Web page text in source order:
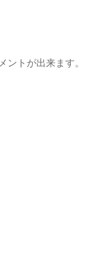
ントが出来ます。